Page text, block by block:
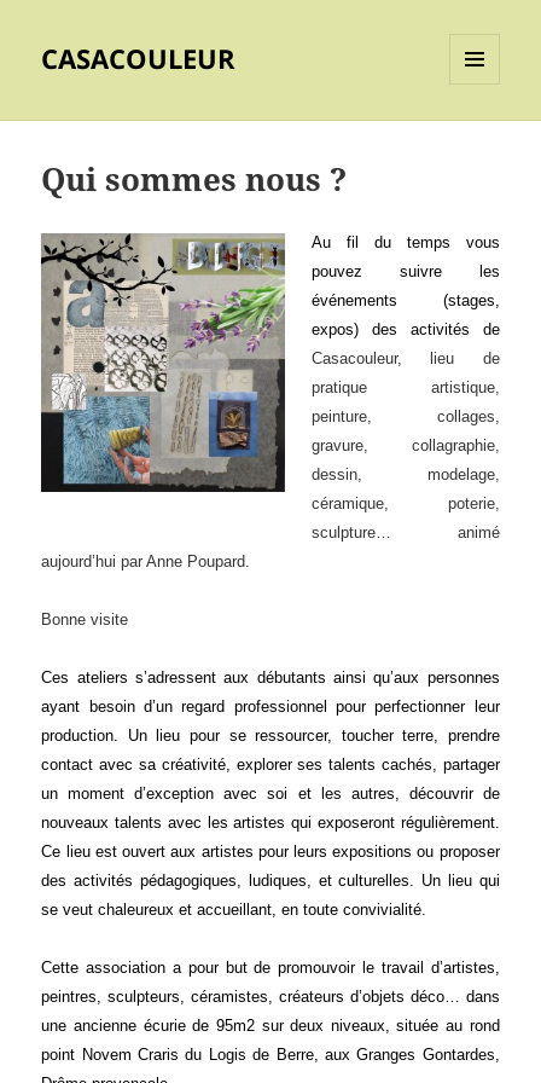
CASACOULEUR
Qui sommes nous ?
Au fil du temps vous
pouvez suivre les
événements (stages,
expos) des activités de
Casacouleur, lieu de
pratique artistique,
peinture, collages,
gravure, collagraphie,
dessin, modelage,
céramique, poterie,
sculpture… animé
aujourd’hui par Anne Poupard.
Bonne visite
Ces ateliers s’adressent aux débutants ainsi qu’aux personnes
ayant besoin d’un regard professionnel pour perfectionner leur
production. Un lieu pour se ressourcer, toucher terre, prendre
contact avec sa créativité, explorer ses talents cachés, partager
un moment d’exception avec soi et les autres, découvrir de
nouveaux talents avec les artistes qui exposeront régulièrement.
Ce lieu est ouvert aux artistes pour leurs expositions ou proposer
des activités pédagogiques, ludiques, et culturelles. Un lieu qui
se veut chaleureux et accueillant, en toute convivialité.
Cette association a pour but de promouvoir le travail d’artistes,
peintres, sculpteurs, céramistes, créateurs d’objets déco… dans
une ancienne écurie de 95m2 sur deux niveaux, située au rond
point Novem Craris du Logis de Berre, aux Granges Gontardes,